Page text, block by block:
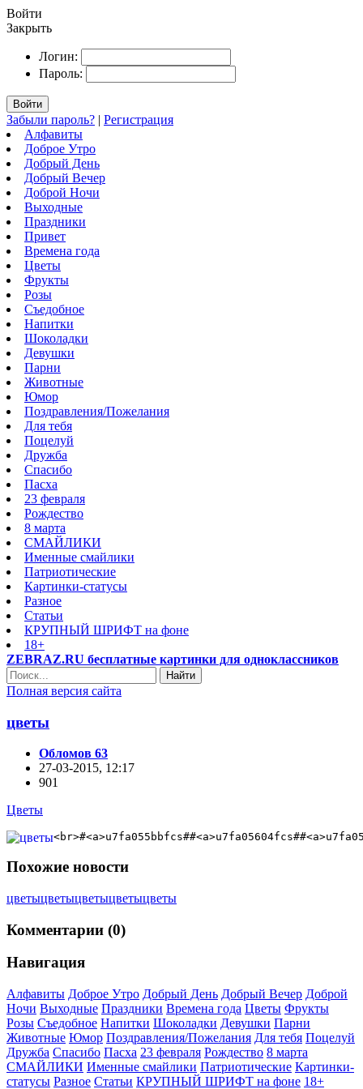
Войти
Закрыть
Логин:
Пароль:
Войти
Забыли пароль? | Регистрация
Алфавиты
Доброе Утро
Добрый День
Добрый Вечер
Доброй Ночи
Выходные
Праздники
Привет
Времена года
Цветы
Фрукты
Розы
Съедобное
Напитки
Шоколадки
Девушки
Парни
Животные
Юмор
Поздравления/Пожелания
Для тебя
Поцелуй
Дружба
Спасибо
Пасха
23 февраля
Рождество
8 марта
СМАЙЛИКИ
Именные смайлики
Патриотические
Картинки-статусы
Разное
Cтатьи
КРУПНЫЙ ШРИФТ на фоне
18+
ZEBRAZ.RU бесплатные картинки для одноклассников
Найти
Полная версия сайта
цветы
Обломов 63
27-03-2015, 12:17
901
Цветы
Похожие новости
цветыцветыцветыцветыцветы
Комментарии (0)
Навигация
Алфавиты Доброе Утро Добрый День Добрый Вечер Доброй
Ночи Выходные Праздники Времена года Цветы Фрукты
Розы Съедобное Напитки Шоколадки Девушки Парни
Животные Юмор Поздравления/Пожелания Для тебя Поцелуй
Дружба Спасибо Пасха 23 февраля Рождество 8 марта
СМАЙЛИКИ Именные смайлики Патриотические Картинки-
статусы Разное Cтатьи КРУПНЫЙ ШРИФТ на фоне 18+